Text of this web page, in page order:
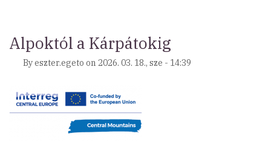
válaszok)
Alpoktól a Kárpátokig
Byeszter.egeto on 2026. 03. 18., sze - 14:39